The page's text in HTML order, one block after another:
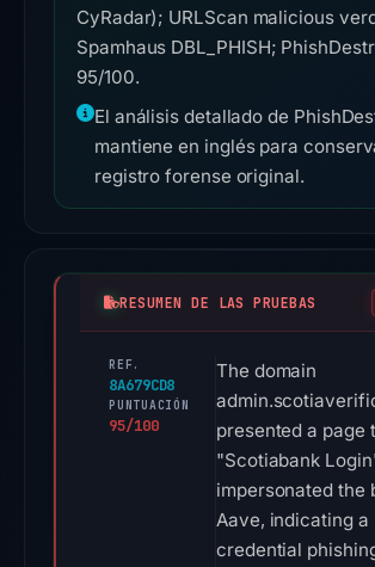
CyRadar); URLScan malicious
Spamhaus DBL_PHISH;
95/100.
El análisis detallado de
mantiene en inglés para
registro forense original.
RESUMEN DE LAS PRUEBAS
REF.
8A679CD8
PUNTUACIÓN
95/100
The domain
presented a page
"Scotiabank
impersonated the
Aave, indicating a
credential